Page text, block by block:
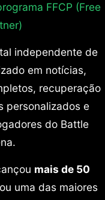
FFCP (Free
independente de
em notícias,
recuperação
personalizados e
do Battle
mais de 50
uma das maiores